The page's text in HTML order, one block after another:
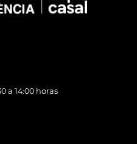
a 14:00 horas